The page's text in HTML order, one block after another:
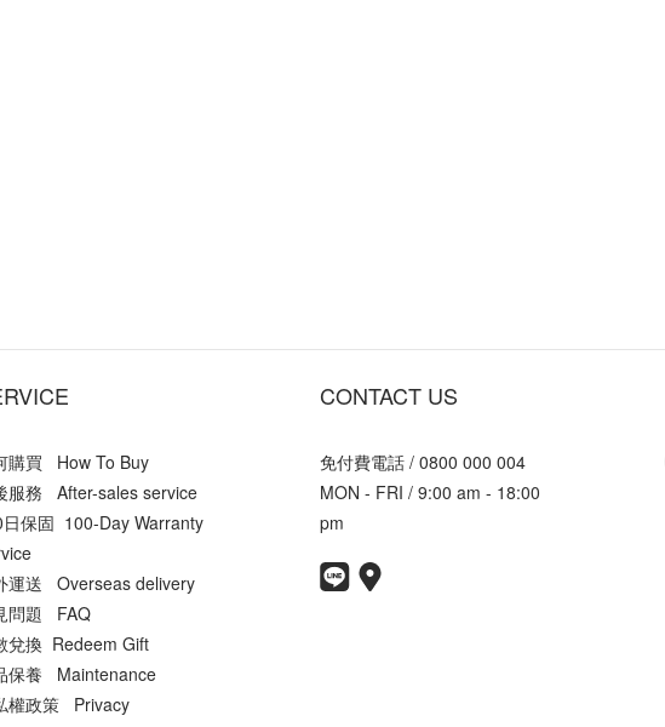
購買 How To Buy
服務 After-sales service
日保固 100-Day Warranty
運送 Overseas delivery
問題 FAQ
兌換 Redeem Gift
保養 Maintenance
權政策 Privacy
CONTACT US
免付費電話 / 0800 000 004
MON - FRI / 9:00 am - 18:00
pm